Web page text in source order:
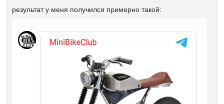
результат у меня получился примерно такой: